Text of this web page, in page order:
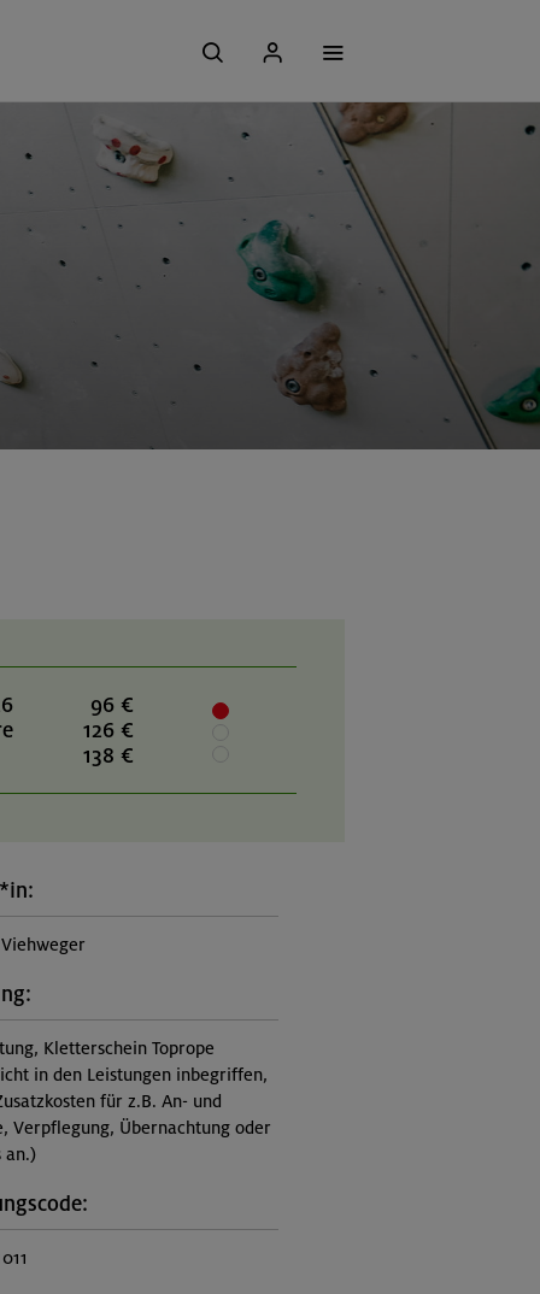
96 €
126 €
138 €
Kletterschein Toprope
in den Leistungen inbegriffen,
für z.B. An- und
Verpflegung, Übernachtung oder
an.)